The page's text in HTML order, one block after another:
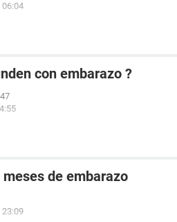
06:04
con embarazo ?
de embarazo
23:09